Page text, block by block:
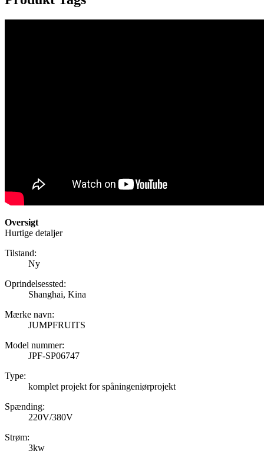
Oversigt
Hurtige detaljer
Tilstand:
Ny
Oprindelsessted:
Shanghai, Kina
Mærke navn:
JUMPFRUITS
Model nummer:
JPF-SP06747
Type:
komplet projekt for spåningeniørprojekt
Spænding:
220V/380V
Strøm:
3kw